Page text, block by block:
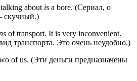
about is a bore. (Сериал, о
скучный.)
of transport. It is very inconvenient.
транспорта. Это очень неудобно.)
of us. (Эти деньги предназначены